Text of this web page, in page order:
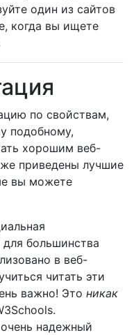
один из сайтов
когда вы ищете
по свойствам,
подобному,
хорошим веб-
приведены лучшие
вы можете
большинства
в веб-
читать эти
важно! Это никак
надежный